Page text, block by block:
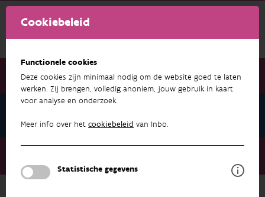
Cookiebeleid
Functionele cookies
Deze cookies zijn minimaal nodig om de website goed te laten
werken. Zij brengen, volledig anoniem, jouw gebruik in kaart
voor analyse en onderzoek.
Meer info over het cookiebeleid van Inbo.
Statistische gegevens
Nieuwsbrief juli 2022
Save the date: Wildlife diseases going viral